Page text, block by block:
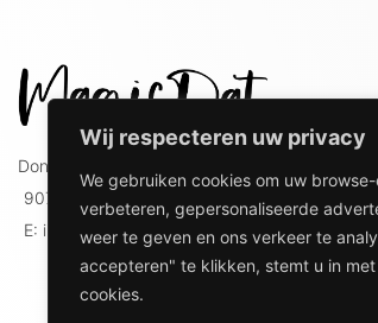
Wij respecteren uw privacy
We gebruiken cookies om uw
verbeteren, gepersonaliseerde
weer te geven en ons verkeer te
accepteren" te klikken, stemt u in
cookies.
Doniaweg 9
9074 AE Hallum
E: info@magicdat.nl